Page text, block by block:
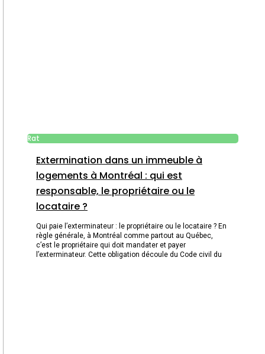
Rat
Extermination dans un immeuble à
logements à Montréal : qui est
responsable, le propriétaire ou le
locataire ?
Qui paie l’exterminateur : le propriétaire ou le locataire ? En
règle générale, à Montréal comme partout au Québec,
c’est le propriétaire qui doit mandater et payer
l’exterminateur. Cette obligation découle du Code civil du